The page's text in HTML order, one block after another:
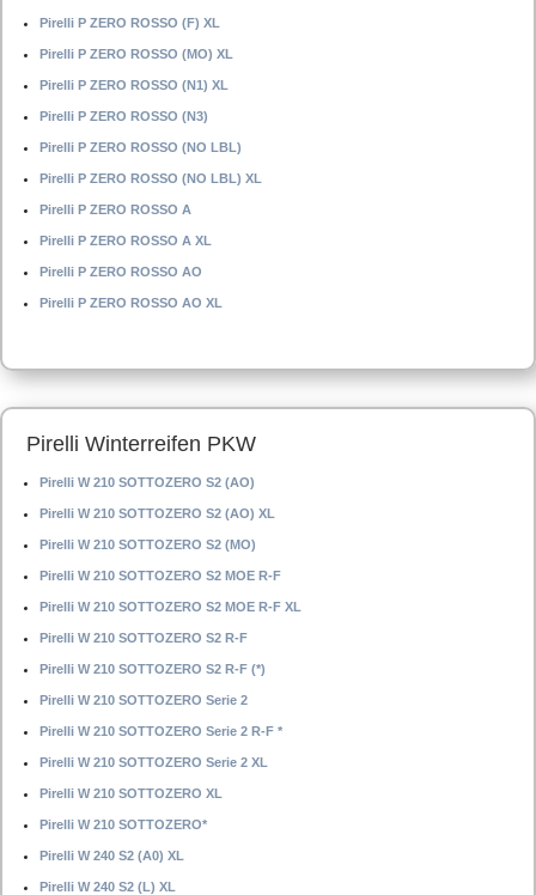
Pirelli P ZERO ROSSO (F) XL
Pirelli P ZERO ROSSO (MO) XL
Pirelli P ZERO ROSSO (N1) XL
Pirelli P ZERO ROSSO (N3)
Pirelli P ZERO ROSSO (NO LBL)
Pirelli P ZERO ROSSO (NO LBL) XL
Pirelli P ZERO ROSSO A
Pirelli P ZERO ROSSO A XL
Pirelli P ZERO ROSSO AO
Pirelli P ZERO ROSSO AO XL
Pirelli Winterreifen PKW
Pirelli W 210 SOTTOZERO S2 (AO)
Pirelli W 210 SOTTOZERO S2 (AO) XL
Pirelli W 210 SOTTOZERO S2 (MO)
Pirelli W 210 SOTTOZERO S2 MOE R-F
Pirelli W 210 SOTTOZERO S2 MOE R-F XL
Pirelli W 210 SOTTOZERO S2 R-F
Pirelli W 210 SOTTOZERO S2 R-F (*)
Pirelli W 210 SOTTOZERO Serie 2
Pirelli W 210 SOTTOZERO Serie 2 R-F *
Pirelli W 210 SOTTOZERO Serie 2 XL
Pirelli W 210 SOTTOZERO XL
Pirelli W 210 SOTTOZERO*
Pirelli W 240 S2 (A0) XL
Pirelli W 240 S2 (L) XL